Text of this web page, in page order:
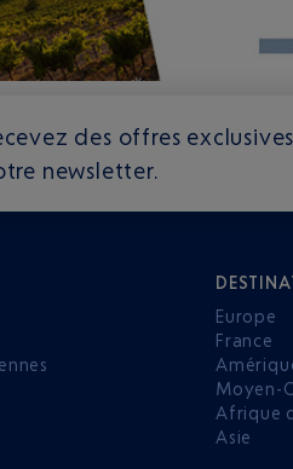
des offres
newsletter.
Europe
France
Moyen-
Afrique
Asie